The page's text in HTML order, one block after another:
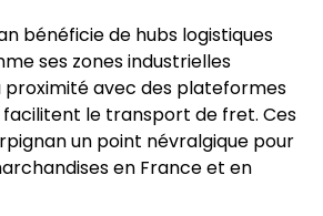
bénéficie de hubs logistiques
ses zones industrielles
proximité avec des plateformes
facilitent le transport de fret. Ces
un point névralgique pour
en France et en